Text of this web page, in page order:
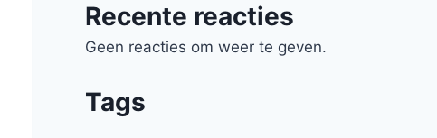
Recente reacties
Geen reacties om weer te geven.
Tags